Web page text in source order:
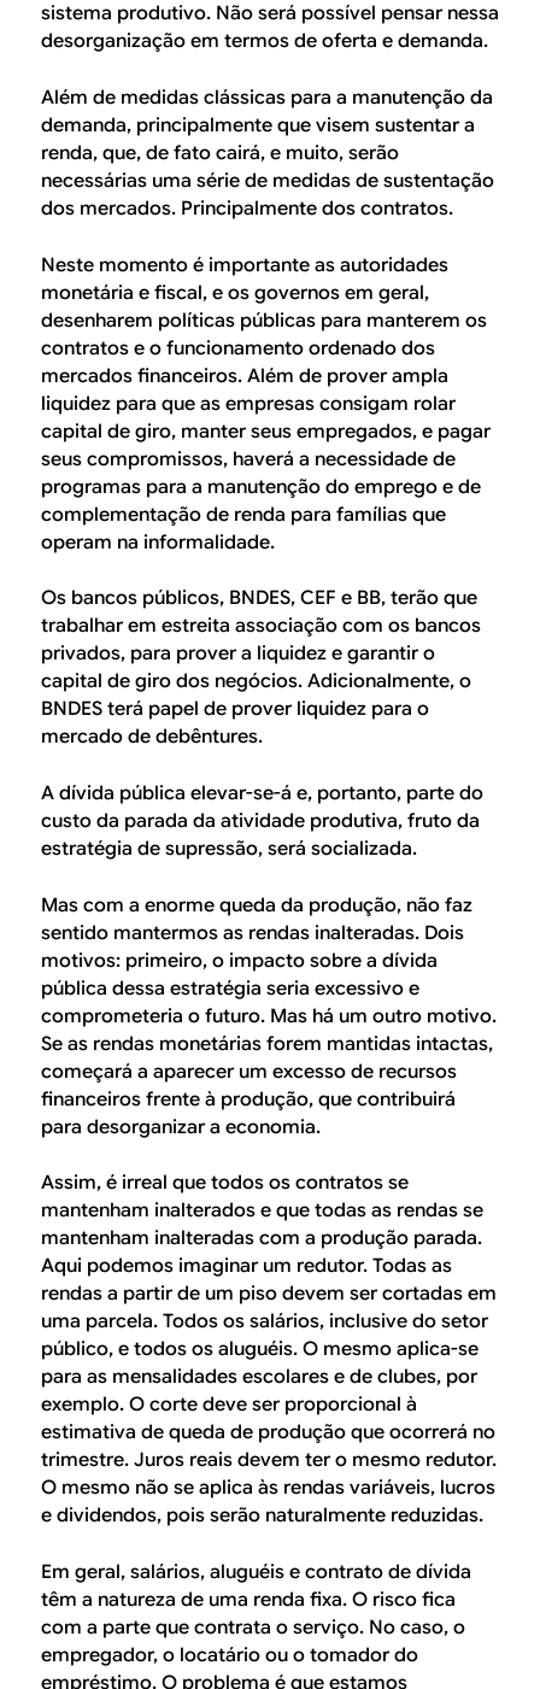
sistema produtivo. Não será possível pensar nessa
desorganização em termos de oferta e demanda.
Além de medidas clássicas para a manutenção da
demanda, principalmente que visem sustentar a
renda, que, de fato cairá, e muito, serão
necessárias uma série de medidas de sustentação
dos mercados. Principalmente dos contratos.
Neste momento é importante as autoridades
monetária e fiscal, e os governos em geral,
desenharem políticas públicas para manterem os
contratos e o funcionamento ordenado dos
mercados financeiros. Além de prover ampla
liquidez para que as empresas consigam rolar
capital de giro, manter seus empregados, e pagar
seus compromissos, haverá a necessidade de
programas para a manutenção do emprego e de
complementação de renda para famílias que
operam na informalidade.
Os bancos públicos, BNDES, CEF e BB, terão que
trabalhar em estreita associação com os bancos
privados, para prover a liquidez e garantir o
capital de giro dos negócios. Adicionalmente, o
BNDES terá papel de prover liquidez para o
mercado de debêntures.
A dívida pública elevar-se-á e, portanto, parte do
custo da parada da atividade produtiva, fruto da
estratégia de supressão, será socializada.
Mas com a enorme queda da produção, não faz
sentido mantermos as rendas inalteradas. Dois
motivos: primeiro, o impacto sobre a dívida
pública dessa estratégia seria excessivo e
comprometeria o futuro. Mas há um outro motivo.
Se as rendas monetárias forem mantidas intactas,
começará a aparecer um excesso de recursos
financeiros frente à produção, que contribuirá
para desorganizar a economia.
Assim, é irreal que todos os contratos se
mantenham inalterados e que todas as rendas se
mantenham inalteradas com a produção parada.
Aqui podemos imaginar um redutor. Todas as
rendas a partir de um piso devem ser cortadas em
uma parcela. Todos os salários, inclusive do setor
público, e todos os aluguéis. O mesmo aplica-se
para as mensalidades escolares e de clubes, por
exemplo. O corte deve ser proporcional à
estimativa de queda de produção que ocorrerá no
trimestre. Juros reais devem ter o mesmo redutor.
O mesmo não se aplica às rendas variáveis, lucros
e dividendos, pois serão naturalmente reduzidas.
Em geral, salários, aluguéis e contrato de dívida
têm a natureza de uma renda fixa. O risco fica
com a parte que contrata o serviço. No caso, o
empregador, o locatário ou o tomador do
empréstimo. O problema é que estamos